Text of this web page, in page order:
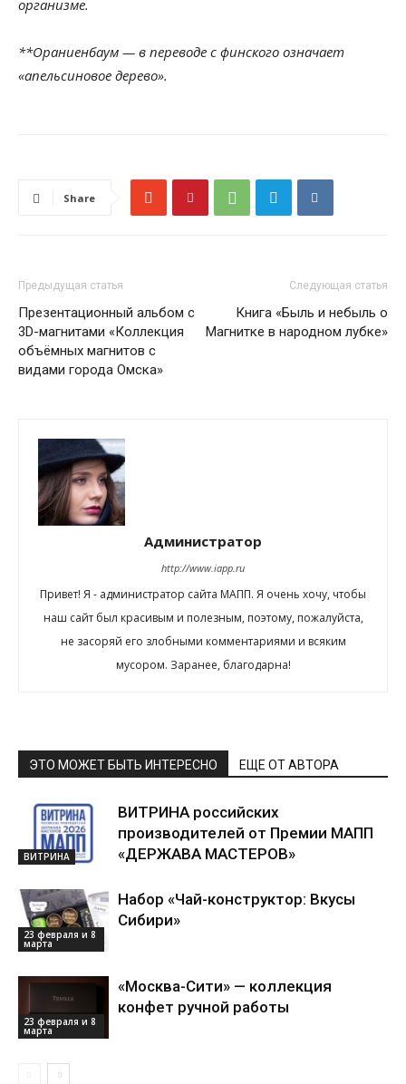
организме.
**Ораниенбаум — в переводе с финского означает
«апельсиновое дерево».
Share
Предыдущая статья
Презентационный альбом с
3D-магнитами «Коллекция
объёмных магнитов с
видами города Омска»
Следующая статья
Книга «Быль и небыль о
Магнитке в народном лубке»
Администратор
http://www.iapp.ru
Привет! Я - администратор сайта МАПП. Я очень хочу, чтобы
наш сайт был красивым и полезным, поэтому, пожалуйста,
не засоряй его злобными комментариями и всяким
мусором. Заранее, благодарна!
ЭТО МОЖЕТ БЫТЬ ИНТЕРЕСНО ЕЩЕ ОТ АВТОРА
ВИТРИНА
ВИТРИНА российских
производителей от Премии МАПП
«ДЕРЖАВА МАСТЕРОВ»
23 февраля и 8
марта
Набор «Чай-конструктор: Вкусы
Сибири»
23 февраля и 8
марта
«Москва-Сити» — коллекция
конфет ручной работы